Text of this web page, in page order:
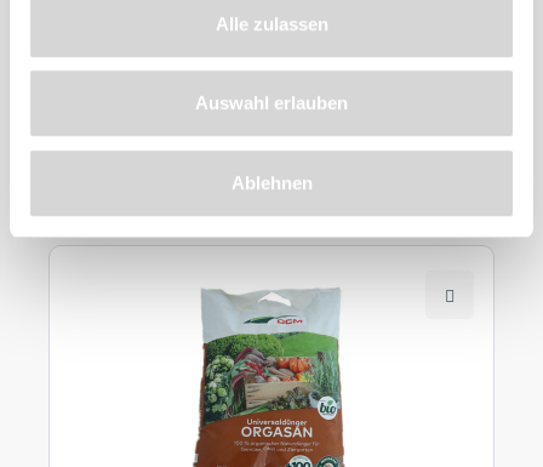
Alle zulassen
Auswahl erlauben
Ablehnen
Produkt